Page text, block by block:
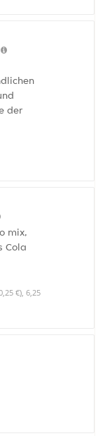
der
mix,
Cola
€), 6,25